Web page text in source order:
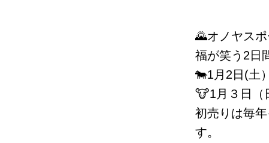
🌄オノヤス
福が笑う2日
🐄1月2日(土
🐮1月３日（
初売りは毎
す。